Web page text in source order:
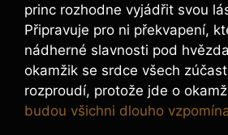
princ rozhodne vyjádřit svou
Připravuje pro ni překvapení,
nádherné slavnosti pod
okamžik se srdce všech
rozproudí, protože jde o
budou všichni dlouho